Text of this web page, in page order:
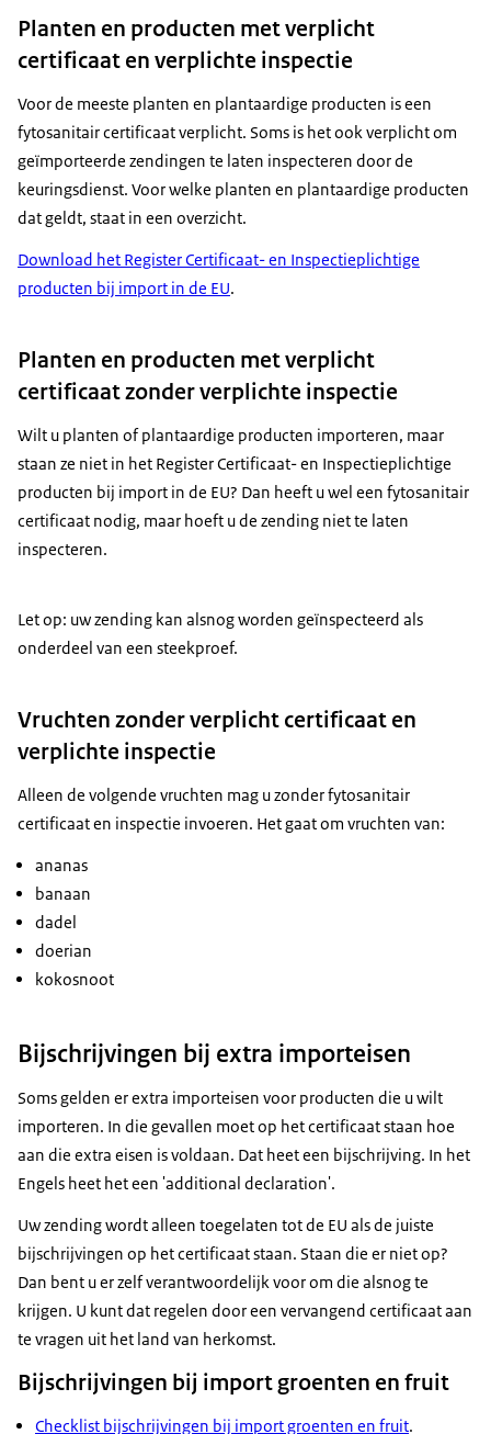
Planten en producten met verplicht
certificaat en verplichte inspectie
Voor de meeste planten en plantaardige producten is een
fytosanitair certificaat verplicht. Soms is het ook verplicht om
geïmporteerde zendingen te laten inspecteren door de
keuringsdienst. Voor welke planten en plantaardige producten
dat geldt, staat in een overzicht.
Download het Register Certificaat- en Inspectieplichtige
producten bij import in de EU.
Planten en producten met verplicht
certificaat zonder verplichte inspectie
Wilt u planten of plantaardige producten importeren, maar
staan ze niet in het Register Certificaat- en Inspectieplichtige
producten bij import in de EU? Dan heeft u wel een fytosanitair
certificaat nodig, maar hoeft u de zending niet te laten
inspecteren.
Let op: uw zending kan alsnog worden geïnspecteerd als
onderdeel van een steekproef.
Vruchten zonder verplicht certificaat en
verplichte inspectie
Alleen de volgende vruchten mag u zonder fytosanitair
certificaat en inspectie invoeren. Het gaat om vruchten van:
ananas
banaan
dadel
doerian
kokosnoot
Bijschrijvingen bij extra importeisen
Soms gelden er extra importeisen voor producten die u wilt
importeren. In die gevallen moet op het certificaat staan hoe
aan die extra eisen is voldaan. Dat heet een bijschrijving. In het
Engels heet het een 'additional declaration'.
Uw zending wordt alleen toegelaten tot de EU als de juiste
bijschrijvingen op het certificaat staan. Staan die er niet op?
Dan bent u er zelf verantwoordelijk voor om die alsnog te
krijgen. U kunt dat regelen door een vervangend certificaat aan
te vragen uit het land van herkomst.
Bijschrijvingen bij import groenten en fruit
Checklist bijschrijvingen bij import groenten en fruit.